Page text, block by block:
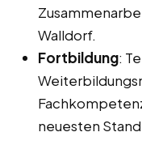
Walldorf.
Fortbildung:
neuesten